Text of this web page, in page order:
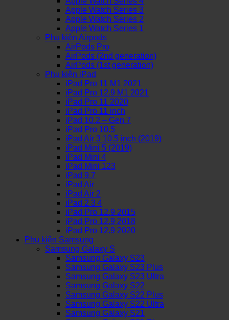
Apple Watch Series 3
Apple Watch Series 2
Apple Watch Series 1
Phụ kiện Airpods
AirPods Pro
AirPods (2nd generation)
AirPods (1st generation)
Phụ kiện iPad
iPad Pro 11 M1 2021
iPad Pro 12.9 M1 2021
iPad Pro 11 2020
iPad Pro 11 inch
iPad 10.2 – Gen 7
iPad Pro 10.5
iPad Air 3 10.5 inch (2019)
iPad Mini 5 (2019)
iPad Mini 4
iPad Mini 123
iPad 9.7
iPad Air
iPad Air 2
iPad 2 3 4
iPad Pro 12.9 2015
iPad Pro 12.9 2018
iPad Pro 12.9 2020
Phụ kiện Samsung
Samsung Galaxy S
Samsung Galaxy S23
Samsung Galaxy S23 Plus
Samsung Galaxy S23 Ultra
Samsung Galaxy S22
Samsung Galaxy S22 Plus
Samsung Galaxy S22 Ultra
Samsung Galaxy S21